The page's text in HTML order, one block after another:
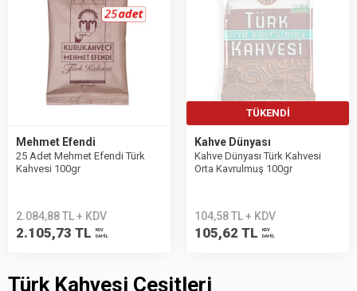
Mehmet Efendi
25 Adet Mehmet Efendi Türk
Kahvesi 100gr
2.084,88 TL + KDV
2.105,73 TL
KDV
DAHİL
TÜKENDI
Kahve Dünyası
Kahve Dünyası Türk Kahvesi
Orta Kavrulmuş 100gr
104,58 TL + KDV
105,62 TL
KDV
DAHİL
Türk Kahvesi Çeşitleri